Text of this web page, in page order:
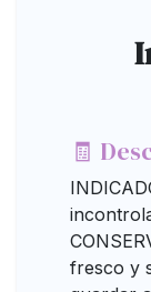
🧾
fresco y